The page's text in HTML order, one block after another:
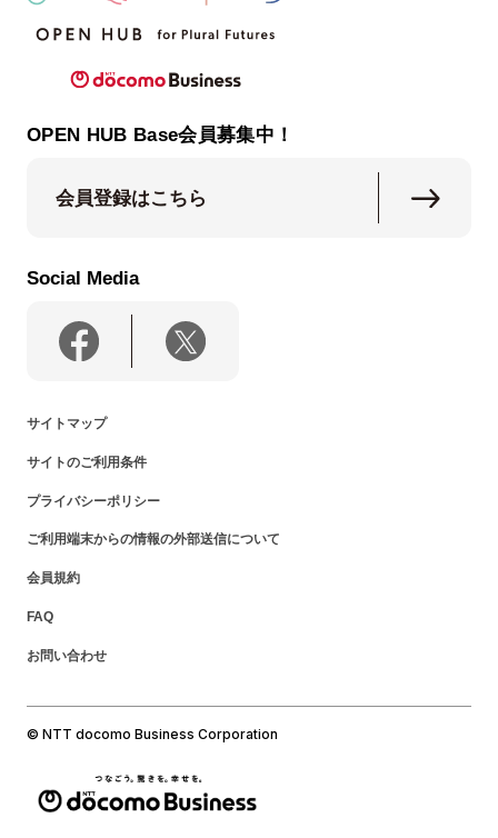
OPEN HUB Base会員募集中！
会員登録はこちら
Social Media
サイトマップ
サイトのご利用条件
プライバシーポリシー
ご利用端末からの情報の外部送信について
会員規約
FAQ
お問い合わせ
© NTT docomo Business Corporation